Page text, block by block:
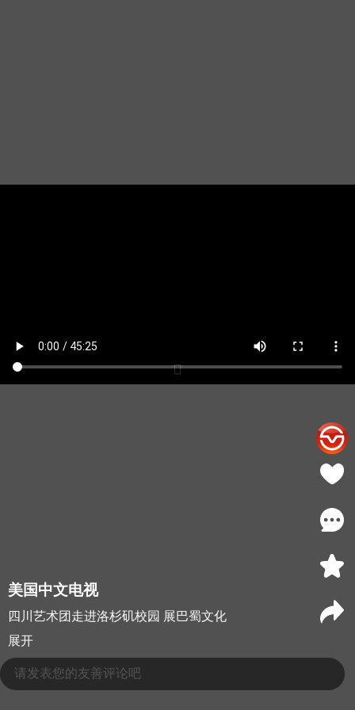
美国中文电视
四川艺术团走进洛杉矶校园 展巴蜀文化
展开
请发表您的友善评论吧